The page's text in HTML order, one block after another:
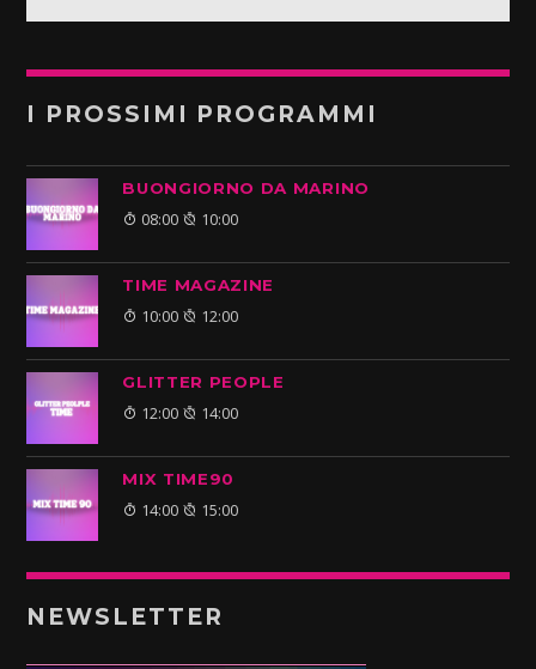
I PROSSIMI PROGRAMMI
BUONGIORNO DA MARINO
08:00 10:00
TIME MAGAZINE
10:00 12:00
GLITTER PEOPLE
12:00 14:00
MIX TIME90
14:00 15:00
NEWSLETTER